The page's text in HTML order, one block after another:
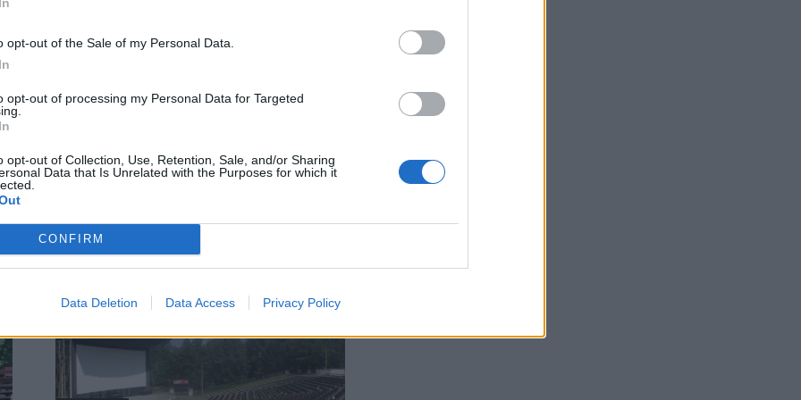
opt-out of the Sale of my Personal Data.
opt-out of processing my Personal Data for Targeted
opt-out of Collection, Use, Retention, Sale, and/or Sharing
Data that Is Unrelated with the Purposes for which it
CONFIRM
Data Deletion Data Access Privacy Policy
Jan Konvalinka: Letní kino bylo
PŘÍBRAM - Letos po roční pauze promítalo opět letní
je...